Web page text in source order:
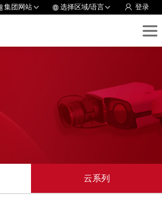
集团网站 选择区域/语言 登录
云系列